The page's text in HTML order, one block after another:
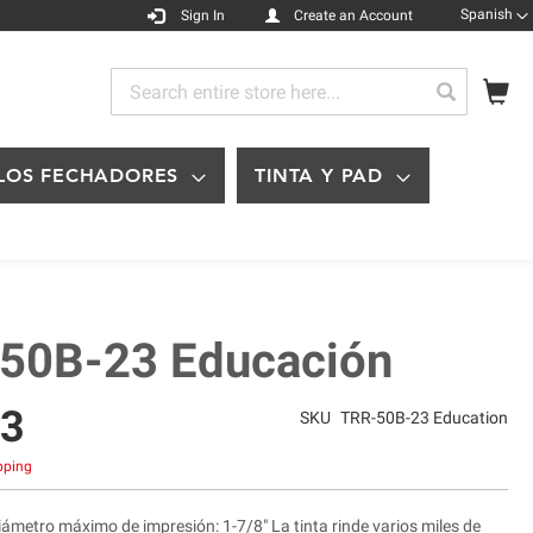
Language
Spanish
Sign In Create an Account
Search
FECHADORES TINTA Y PAD
23 Educación
SKU TRR-50B-23 Education
máximo de impresión: 1-7/8" La tinta rinde varios miles de